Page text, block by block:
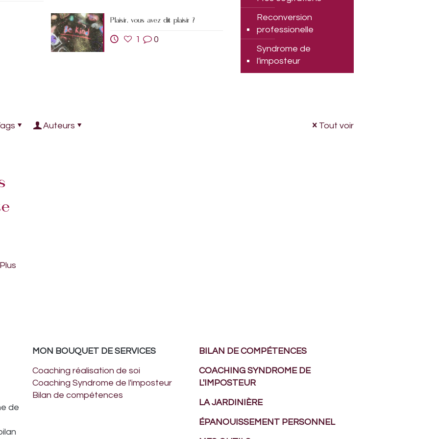
Plaisir, vous avez dit plaisir ?
0
1
Reconversion
professionelle
Syndrome de
l'imposteur
Auteurs Tout voir
de
MON BOUQUET DE SERVICES
Coaching réalisation de soi
Coaching Syndrome de l'imposteur
Bilan de compétences
BILAN DE COMPÉTENCES
COACHING SYNDROME DE
L'IMPOSTEUR
LA JARDINIÈRE
ÉPANOUISSEMENT PERSONNEL